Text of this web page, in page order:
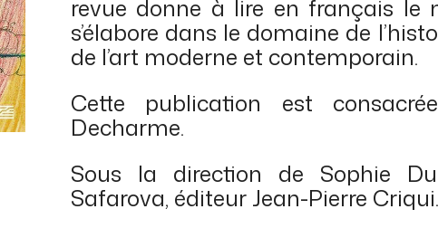
revue donne à lire en français le
s’élabore dans le domaine de
de l’art moderne et contemporain.
Cette publication est
Decharme.
Sous la direction de Sophie
Safarova, éditeur Jean-Pierre Criqui.